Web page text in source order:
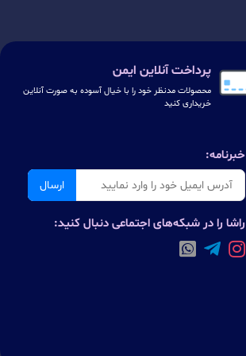
پرداخت آنلاین ایمن
محصولات مدنظر خود را با خیال آسوده به صورت آنلاین
خریداری کنید
خبرنامه:
ارسال
راشا را در شبکه‌های اجتماعی دنبال کنید: